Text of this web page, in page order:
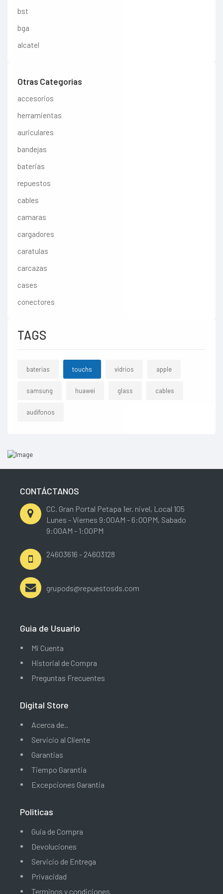
bst
bga
alcatel
Otras Categorias
accesorios
herramientas
auriculares
bandejas
baterias
repuestos
cables
camaras
cargadores
caratulas
carcazas
cases
conectores
TAGS
baterias touchs vidrios apple
samsung huawei glass cables
audifonos
CONTÁCTANOS
CC. Gran Portal Petapa 1er. nivel, Local 105
Lunes - Viernes 9:00AM - 6:00PM, Sabado
9:00AM - 1:00PM
24603616 - 24603128
grupods@repuestosds.com
Guia de Usuario
Mi Cuenta
Historial de Compra
Preguntas Frecuentes
Digital Store
Acerca de..
Servicio al Cliente
Garantias
Tiempo Garantia
Excepciones Garantia
Politicas
Guia de Compra
Devoluciones
Servicio de Entrega
Privacidad
Terminos y condiciones